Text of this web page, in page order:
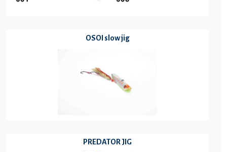
OSOI slow jig
PREDATOR JIG